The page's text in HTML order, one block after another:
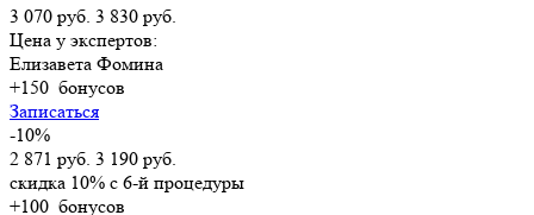
3 070 руб. 3 830 руб.
Цена у экспертов:
Елизавета Фомина
+150 бонусов
Записаться
-10%
2 871 руб. 3 190 руб.
скидка 10% с 6-й процедуры
+100 бонусов